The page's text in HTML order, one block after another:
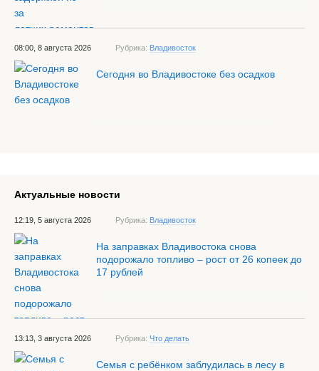
08:00, 8 августа 2026 Рубрика: Владивосток
Сегодня во Владивостоке без осадков
Актуальные новости
12:19, 5 августа 2026 Рубрика: Владивосток
На заправках Владивостока снова
подорожало топливо – рост от 26 копеек до
17 рублей
13:13, 3 августа 2026 Рубрика: Что делать
Семья с ребёнком заблудилась в лесу в